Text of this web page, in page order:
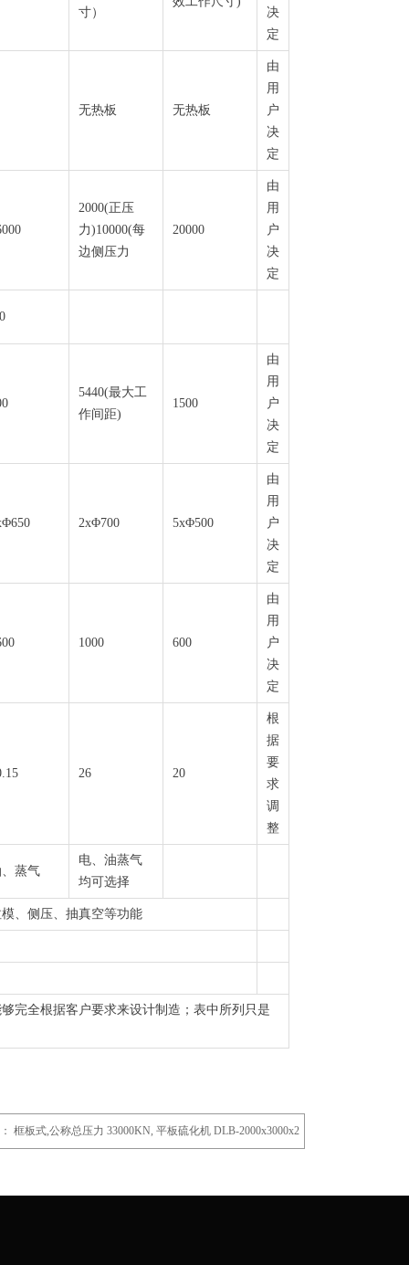
框板式,公称总压力 33000KN, 平板硫化机 DLB-2000x3000x2
寸）
决
定
无热板 无热板
由
用
户
决
定
2000(正压
力)10000(每
边侧压力
20000
由
用
户
决
定
5440(最大工
作间距)
1500
由
用
户
决
定
2xΦ700 5xΦ500
由
用
户
决
定
1000 600
由
用
户
决
定
26 20
根
据
要
求
调
整
蒸气
电、油蒸气
均可选择
、侧压、抽真空等功能
完全根据客户要求来设计制造；表中所列只是